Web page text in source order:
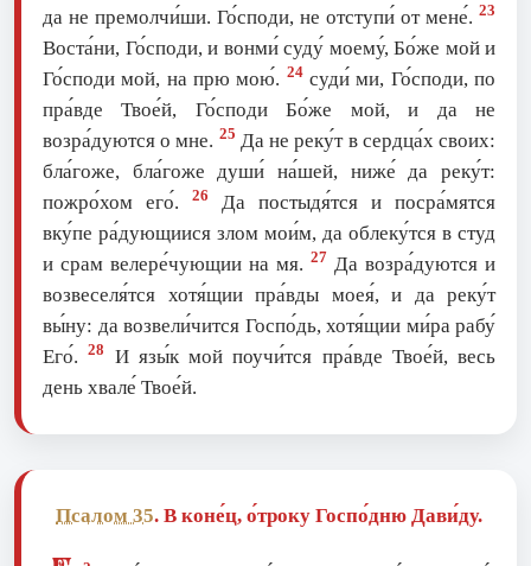
да не премолчи́ши. Го́споди, не отступи́ от мене́. 23
Воста́ни, Го́споди, и вонми́ суду́ моему́, Бо́же мой и
Го́споди мой, на прю мою́. 24суди́ ми, Го́споди, по
пра́вде Твое́й, Го́споди Бо́же мой, и да не
возра́дуются о мне. 25 Да не реку́т в сердца́х своих:
бла́гоже, бла́гоже души́ на́шей, ниже́ да реку́т:
пожро́хом eго́.
26
Да постыдя́тся и посра́мятся
вку́пе ра́дующиися злом мои́м, да облеку́тся в студ
и срам велере́чующии на мя. 27 Да возра́дуются и
возвеселя́тся хотя́щии пра́вды моея́, и да реку́т
вы́ну: да возвели́чится Госпо́дь, хотя́щии ми́ра рабу́
Его́.28
И язы́к мой поучи́тся пра́вде Твое́й, весь
день хвале́ Твое́й.
Псалом 35. В коне́ц, о́троку Госпо́дню Дави́ду.